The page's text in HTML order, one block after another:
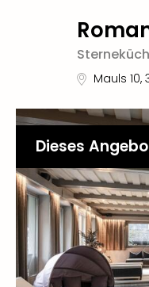
Mauls 10,
Dieses